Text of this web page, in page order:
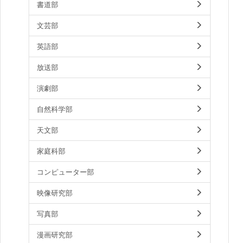
書道部
文芸部
英語部
放送部
演劇部
自然科学部
天文部
家庭科部
コンピューター部
映像研究部
写真部
漫画研究部